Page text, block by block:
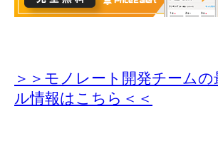
＞＞モノレート開発チーム
ル情報はこちら＜＜